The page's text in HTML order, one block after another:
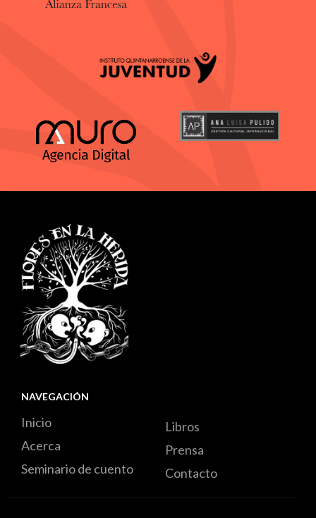
NAVEGACIÓN
Inicio
Acerca
Seminario de cuento
Libros
Prensa
Contacto